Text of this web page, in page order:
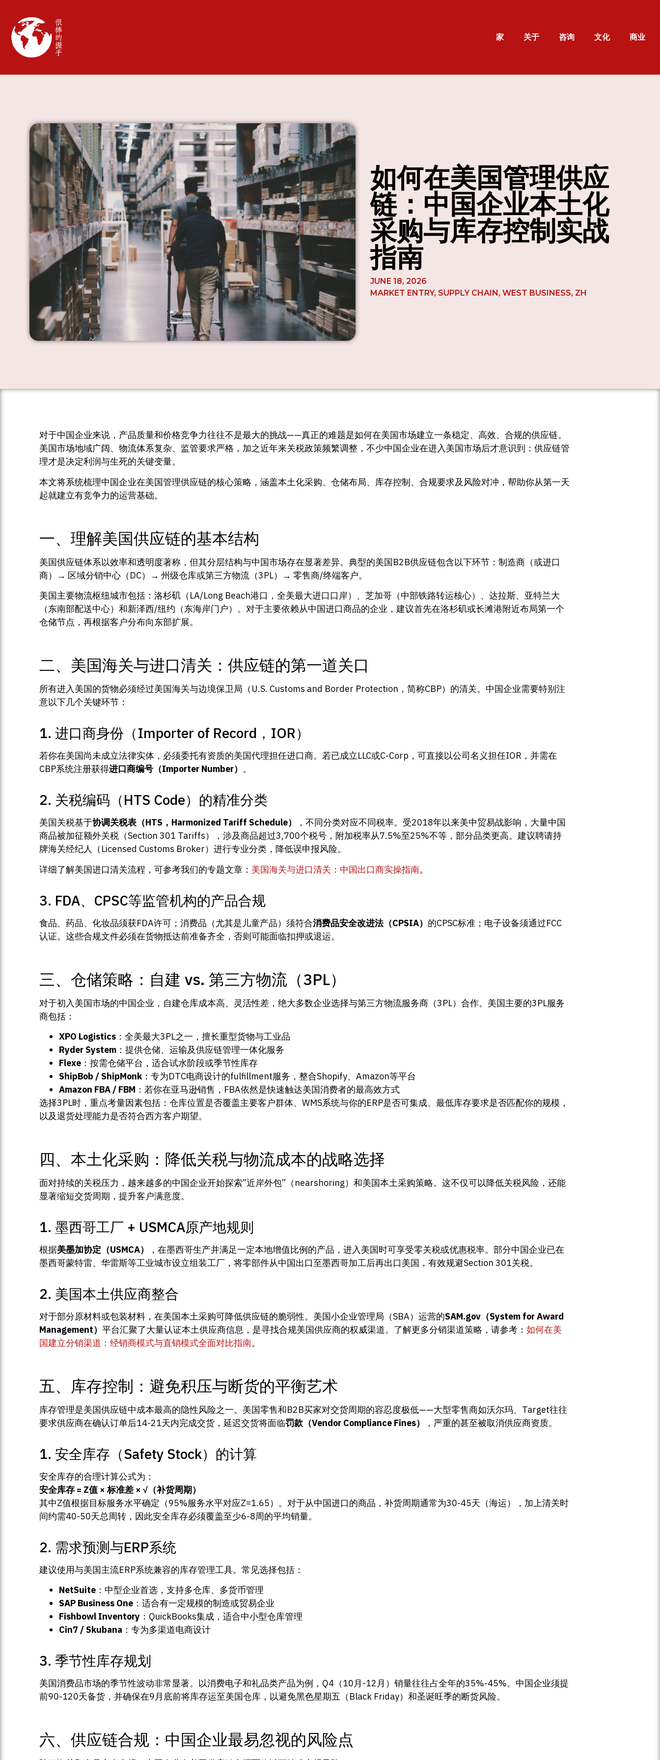
家 关于 咨询 文化 商业
如何在美国管理供应
链：中国企业本土化
采购与库存控制实战
指南
JUNE 18, 2026
MARKET ENTRY, SUPPLY CHAIN ,WEST BUSINESS, ZH
对于中国企业来说，产品质量和价格竞争力往往不是最大的挑战——真正的难题是如何在美国市场建立一条稳定、高效、合规的供应链。
美国市场地域广阔、物流体系复杂、监管要求严格，加之近年来关税政策频繁调整，不少中国企业在进入美国市场后才意识到：供应链管
理才是决定利润与生死的关键变量。
本文将系统梳理中国企业在美国管理供应链的核心策略，涵盖本土化采购、仓储布局、库存控制、合规要求及风险对冲，帮助你从第一天
起就建立有竞争力的运营基础。
一、理解美国供应链的基本结构
美国供应链体系以效率和透明度著称，但其分层结构与中国市场存在显著差异。典型的美国B2B供应链包含以下环节：制造商（或进口
商）→ 区域分销中心（DC）→ 州级仓库或第三方物流（3PL）→ 零售商/终端客户。
美国主要物流枢纽城市包括：洛杉矶（LA/Long Beach港口，全美最大进口口岸）、芝加哥（中部铁路转运核心）、达拉斯、亚特兰大
（东南部配送中心）和新泽西/纽约（东海岸门户）。对于主要依赖从中国进口商品的企业，建议首先在洛杉矶或长滩港附近布局第一个
仓储节点，再根据客户分布向东部扩展。
二、美国海关与进口清关：供应链的第一道关口
所有进入美国的货物必须经过美国海关与边境保卫局（U.S. Customs and Border Protection，简称CBP）的清关。中国企业需要特别注
意以下几个关键环节：
1. 进口商身份（Importer of Record，IOR）
若你在美国尚未成立法律实体，必须委托有资质的美国代理担任进口商。若已成立LLC或C-Corp，可直接以公司名义担任IOR，并需在
CBP系统注册获得进口商编号（Importer Number） 。
2. 关税编码（HTS Code）的精准分类
美国关税基于协调关税表（HTS，Harmonized Tariff Schedule）
，不同分类对应不同税率。受2018年以来美中贸易战影响，大量中国
商品被加征额外关税（Section 301 Tariffs），涉及商品超过3,700个税号，附加税率从7.5%至25%不等，部分品类更高。建议聘请持
牌海关经纪人（Licensed Customs Broker）进行专业分类，降低误申报风险。
详细了解美国进口清关流程，可参考我们的专题文章： 美国海关与进口清关：中国出口商实操指南。
3. FDA、CPSC等监管机构的产品合规
食品、药品、化妆品须获FDA许可；消费品（尤其是儿童产品）须符合消费品安全改进法（CPSIA） 的CPSC标准；电子设备须通过FCC
认证。这些合规文件必须在货物抵达前准备齐全，否则可能面临扣押或退运。
三、仓储策略：自建 vs. 第三方物流（3PL）
对于初入美国市场的中国企业，自建仓库成本高、灵活性差，绝大多数企业选择与第三方物流服务商（3PL）合作。美国主要的3PL服务
商包括：
XPO Logistics ：全美最大3PL之一，擅长重型货物与工业品
Ryder System ：提供仓储、运输及供应链管理一体化服务
Flexe ：按需仓储平台，适合试水阶段或季节性库存
ShipBob / ShipMonk ：专为DTC电商设计的fulfillment服务，整合Shopify、Amazon等平台
Amazon FBA / FBM ：若你在亚马逊销售，FBA依然是快速触达美国消费者的最高效方式
选择3PL时，重点考量因素包括：仓库位置是否覆盖主要客户群体、WMS系统与你的ERP是否可集成、最低库存要求是否匹配你的规模，
以及退货处理能力是否符合西方客户期望。
四、本土化采购：降低关税与物流成本的战略选择
面对持续的关税压力，越来越多的中国企业开始探索”近岸外包”（nearshoring）和美国本土采购策略。这不仅可以降低关税风险，还能
显著缩短交货周期，提升客户满意度。
1. 墨西哥工厂 + USMCA原产地规则
根据美墨加协定（USMCA）
，在墨西哥生产并满足一定本地增值比例的产品，进入美国时可享受零关税或优惠税率。部分中国企业已在
墨西哥蒙特雷、华雷斯等工业城市设立组装工厂，将零部件从中国出口至墨西哥加工后再出口美国，有效规避Section 301关税。
2. 美国本土供应商整合
对于部分原材料或包装材料，在美国本土采购可降低供应链的脆弱性。美国小企业管理局（SBA）运营的SAM.gov（System for Award
Management） 平台汇聚了大量认证本土供应商信息，是寻找合规美国供应商的权威渠道。了解更多分销渠道策略，请参考： 如何在美
国建立分销渠道：经销商模式与直销模式全面对比指南。
五、库存控制：避免积压与断货的平衡艺术
库存管理是美国供应链中成本最高的隐性风险之一。美国零售和B2B买家对交货周期的容忍度极低——大型零售商如沃尔玛、Target往往
要求供应商在确认订单后14-21天内完成交货，延迟交货将面临罚款（Vendor Compliance Fines） ，严重的甚至被取消供应商资质。
1. 安全库存（Safety Stock）的计算
安全库存的合理计算公式为：
安全库存 = Z值 × 标准差 × √（补货周期）
其中Z值根据目标服务水平确定（95%服务水平对应Z=1.65）。对于从中国进口的商品，补货周期通常为30-45天（海运），加上清关时
间约需40-50天总周转，因此安全库存必须覆盖至少6-8周的平均销量。
2. 需求预测与ERP系统
建议使用与美国主流ERP系统兼容的库存管理工具。常见选择包括：
NetSuite ：中型企业首选，支持多仓库、多货币管理
SAP Business One ：适合有一定规模的制造或贸易企业
Fishbowl Inventory ：QuickBooks集成，适合中小型仓库管理
Cin7 / Skubana ：专为多渠道电商设计
3. 季节性库存规划
美国消费品市场的季节性波动非常显著。以消费电子和礼品类产品为例，Q4（10月-12月）销量往往占全年的35%-45%。中国企业须提
前90-120天备货，并确保在9月底前将库存运至美国仓库，以避免黑色星期五（Black Friday）和圣诞旺季的断货风险。
六、供应链合规：中国企业最易忽视的风险点